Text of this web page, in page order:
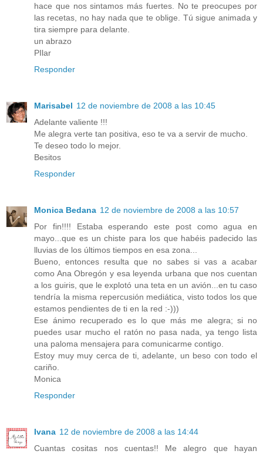
hace que nos sintamos más fuertes. No te preocupes por
las recetas, no hay nada que te oblige. Tú sigue animada y
tira siempre para delante.
un abrazo
PIlar
Responder
Marisabel 12 de noviembre de 2008 a las 10:45
Adelante valiente !!!
Me alegra verte tan positiva, eso te va a servir de mucho.
Te deseo todo lo mejor.
Besitos
Responder
Monica Bedana 12 de noviembre de 2008 a las 10:57
Por fin!!!! Estaba esperando este post como agua en
mayo...que es un chiste para los que habéis padecido las
lluvias de los últimos tiempos en esa zona...
Bueno, entonces resulta que no sabes si vas a acabar
como Ana Obregón y esa leyenda urbana que nos cuentan
a los guiris, que le explotó una teta en un avión...en tu caso
tendría la misma repercusión mediática, visto todos los que
estamos pendientes de ti en la red :-)))
Ese ánimo recuperado es lo que más me alegra; si no
puedes usar mucho el ratón no pasa nada, ya tengo lista
una paloma mensajera para comunicarme contigo.
Estoy muy muy cerca de ti, adelante, un beso con todo el
cariño.
Monica
Responder
Ivana 12 de noviembre de 2008 a las 14:44
Cuantas cositas nos cuentas!! Me alegro que hayan